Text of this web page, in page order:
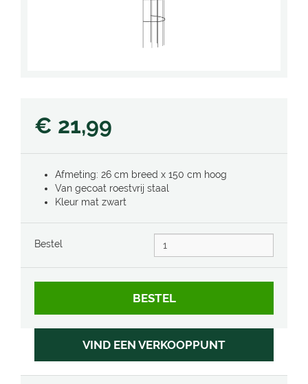
€ 21,99
Afmeting: 26 cm breed x 150 cm hoog
Van gecoat roestvrij staal
Kleur mat zwart
Bestel
VIND EEN VERKOOPPUNT